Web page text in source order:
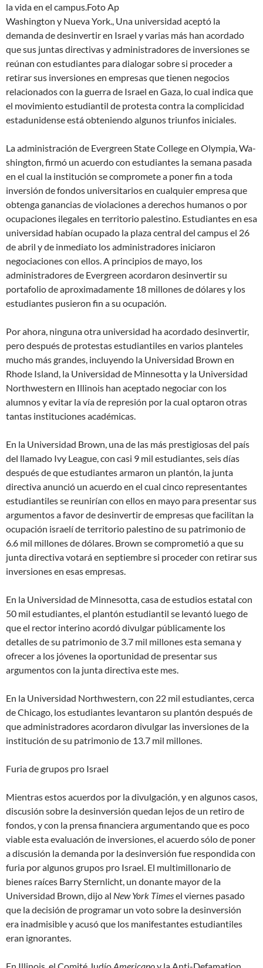
la vida en el campus. Foto Ap
Washington y Nueva York., Una universidad aceptó la
demanda de desinvertir en Israel y varias más han acordado
que sus juntas directivas y administradores de inversiones se
reúnan con estudiantes para dialogar sobre si proceder a
retirar sus inversiones en empresas que tienen negocios
relacionados con la guerra de Israel en Gaza, lo cual indica que
el movimiento estudiantil de protesta contra la complicidad
estadunidense está obteniendo algunos triunfos iniciales.
La administración de Evergreen State College en Olympia, Wa-
shington, firmó un acuerdo con estudiantes la semana pasada
en el cual la institución se compromete a poner fin a toda
inversión de fondos universitarios en cualquier empresa que
obtenga ganancias de violaciones a derechos humanos o por
ocupaciones ilegales en territorio palestino. Estudiantes en esa
universidad habían ocupado la plaza central del campus el 26
de abril y de inmediato los administradores iniciaron
negociaciones con ellos. A principios de mayo, los
administradores de Evergreen acordaron desinvertir su
portafolio de aproximadamente 18 millones de dólares y los
estudiantes pusieron fin a su ocupación.
Por ahora, ninguna otra universidad ha acordado desinvertir,
pero después de protestas estudiantiles en varios planteles
mucho más grandes, incluyendo la Universidad Brown en
Rhode Island, la Universidad de Minnesotta y la Universidad
Northwestern en Illinois han aceptado negociar con los
alumnos y evitar la vía de represión por la cual optaron otras
tantas instituciones académicas.
En la Universidad Brown, una de las más prestigiosas del país
del llamado Ivy League, con casi 9 mil estudiantes, seis días
después de que estudiantes armaron un plantón, la junta
directiva anunció un acuerdo en el cual cinco representantes
estudiantiles se reunirían con ellos en mayo para presentar sus
argumentos a favor de desinvertir deempresas que facilitan la
ocupación israelí de territorio palestinode su patrimonio de
6.6 mil millones de dólares. Brown se comprometió a que su
junta directiva votará en septiembre si proceder con retirar sus
inversiones en esas empresas.
En la Universidad de Minnesotta, casa de estudios estatal con
50 mil estudiantes, el plantón estudiantil se levantó luego de
que el rector interino acordó divulgar públicamente los
detalles de su patrimonio de 3.7 mil millones esta semana y
ofrecer a los jóvenes la oportunidad de presentar sus
argumentos con la junta directiva este mes.
En la Universidad Northwestern, con 22 mil estudiantes, cerca
de Chicago, los estudiantes levantaron su plantón después de
que administradores acordaron divulgar las inversiones de la
institución de su patrimonio de 13.7 mil millones.
Furia de grupos pro Israel
Mientras estos acuerdos por la divulgación, y en algunos casos,
discusión sobre la desinversión quedan lejos de un retiro de
fondos, y con la prensa financiera argumentando que es poco
viable esta evaluación de inversiones, el acuerdo sólo de poner
a discusión la demanda por la desinversión fue respondida con
furia por algunos grupos pro Israel. El multimillonario de
bienes raíces Barry Sternlicht, un donante mayor de la
Universidad Brown, dijo al New York Timesel viernes pasado
que la decisión de programar un voto sobre la desinversión
era inadmisibley acusó que los manifestantes estudiantiles
eran ignorantes
En Illinois, el Comité Judío Americanoy la Anti-Defamation